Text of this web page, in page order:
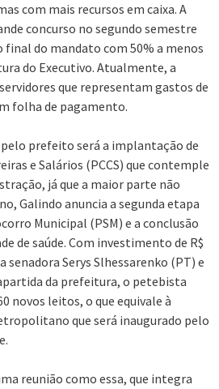
com mais recursos em caixa. A
concurso no segundo semestre
final do mandato com 50% a menos
do Executivo. Atualmente, a
que representam gastos de
folha de pagamento.
prefeito será a implantação de
e Salários (PCCS) que contemple
já que a maior parte não
Galindo anuncia a segunda etapa
Municipal (PSM) e a conclusão
de saúde. Com investimento de R$
senadora Serys Slhessarenko (PT) e
da prefeitura, o petebista
novos leitos, o que equivale à
que será inaugurado pelo
reunião como essa, que integra